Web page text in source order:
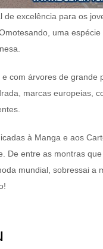
de excelência para os
uma espécie
com árvores de grande
marcas europeias,
à Manga e aos
De entre as montras
mundial, sobressai a